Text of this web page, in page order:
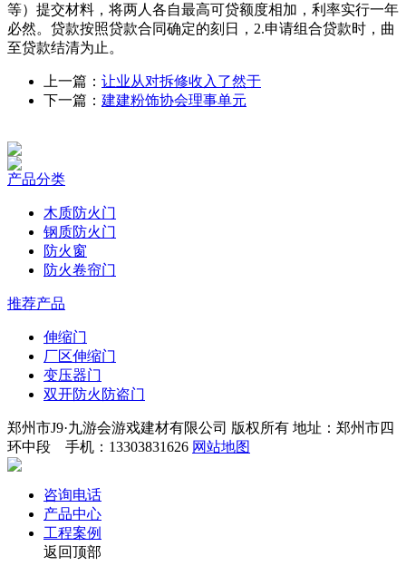
等）提交材料，将两人各自最高可贷额度相加，利率实行一年
必然。贷款按照贷款合同确定的刻日，2.申请组合贷款时，曲
至贷款结清为止。
上一篇： 让业从对拆修收入了然于
下一篇： 建建粉饰协会理事单元
产品分类
木质防火门
钢质防火门
防火窗
防火卷帘门
推荐产品
伸缩门
厂区伸缩门
变压器门
双开防火防盗门
郑州市J9·九游会游戏建材有限公司 版权所有 地址：郑州市四
环中段 手机：13303831626 网站地图
咨询电话
产品中心
工程案例
返回顶部